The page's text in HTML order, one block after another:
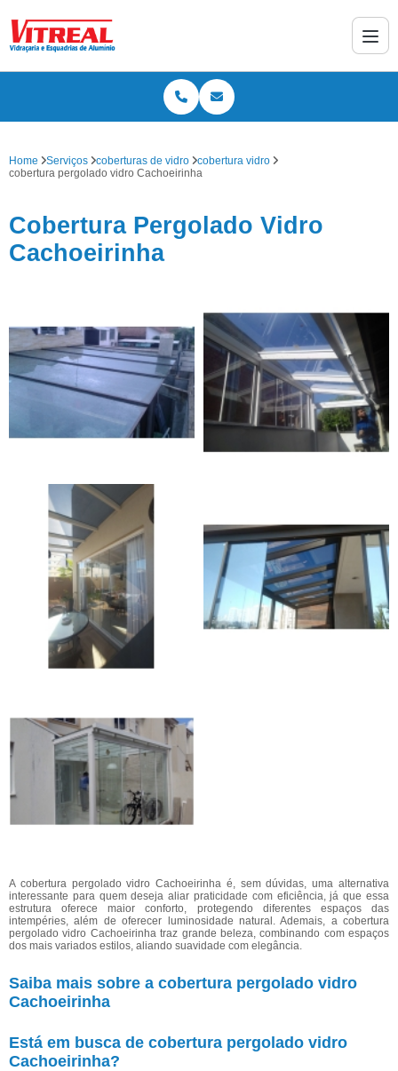
Home Serviços coberturas de vidro
cobertura vidro
cobertura pergolado vidro Cachoeirinha
Cobertura Pergolado Vidro
Cachoeirinha
A cobertura pergolado vidro Cachoeirinha é, sem dúvidas, uma alternativa
interessante para quem deseja aliar praticidade com eficiência, já que essa
estrutura oferece maior conforto, protegendo diferentes espaços das
intempéries, além de oferecer luminosidade natural. Ademais, a cobertura
pergolado vidro Cachoeirinha traz grande beleza, combinando com espaços
dos mais variados estilos, aliando suavidade com elegância.
Saiba mais sobre a cobertura pergolado vidro
Cachoeirinha
Está em busca de cobertura pergolado vidro
Cachoeirinha?